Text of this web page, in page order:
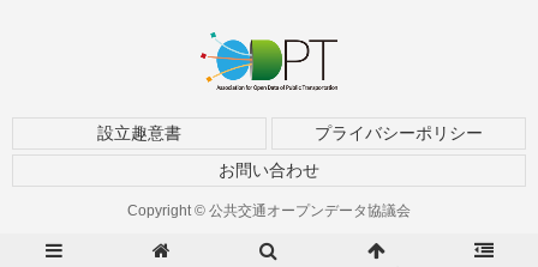
設立趣意書
プライバシーポリシー
お問い合わせ
Copyright © 公共交通オープンデータ協議会